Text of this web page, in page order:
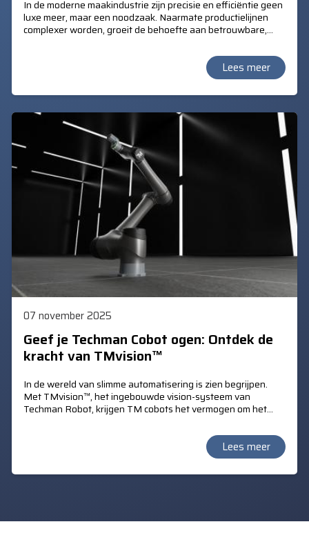
In de moderne maakindustrie zijn precisie en efficiëntie geen
luxe meer, maar een noodzaak. Naarmate productielijnen
complexer worden, groeit de behoefte aan betrouwbare,
geavanceerde vision-software van Techman, biedt een
revolutionaire oplossing voor visuele inspectie.Lees meer
07 november 2025
Geef je Techman Cobot ogen: Ontdek de
kracht van TMvision™
In de wereld van slimme automatisering is zien begrijpen.
Met TMvision™, het ingebouwde vision-systeem van
Techman Robot, krijgen TM cobots het vermogen om het
mobiele karakter van de verplaats bare TM Cobot en de
automatische kalibratie op de nieuwe werklocatie.
Lees meer